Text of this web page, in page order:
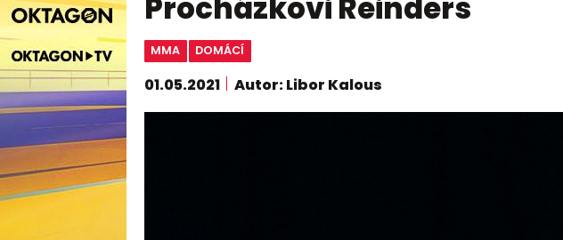
Procházkovi Reinders
MMA DOMÁCÍ
01.05.2021 Autor: Libor Kalous